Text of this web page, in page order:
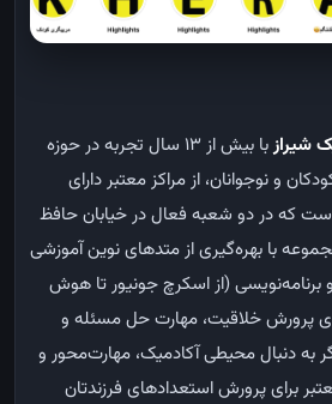
شیراز
با بیش از ۱۳ سال تجربه در حوزه
و نوجوانان، از مراکز معتبر دارای
که در دو شعبه فعال در خیابان حافظ
با بهره‌گیری از متدهای نوین آموزشی
برنامه‌نویسی (از اسکرچ جونیور تا هوش
پرورش خلاقیت، مهارت حل مسئله و
به دنبال محیطی آکادمیک، مهارت‌محور و
برای پرورش استعدادهای فرزندتان